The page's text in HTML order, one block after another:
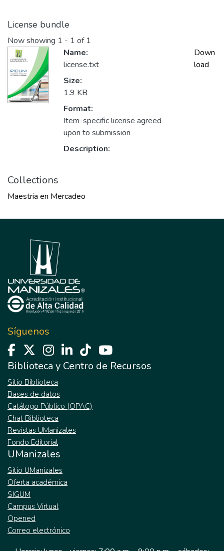
License bundle
Now showing 1 - 1 of 1
Name:
license.txt
Size:
1.9 KB
Format:
Item-specific license agreed
upon to submission
Description:
Down
load
Collections
Maestria en Mercadeo
Síguenos
Biblioteca y Centro de Recursos
Sitio Biblioteca
Bases de datos
Catálogo Público (OPAC)
Chat Biblioteca
Revistas UManizales
Fondo Editorial
UManizales
Sitio UManizales
Oferta académica
SIGUM
Campus Virtual
Opened
Correo electrónico